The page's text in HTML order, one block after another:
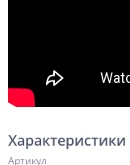
Характеристики
Артикул